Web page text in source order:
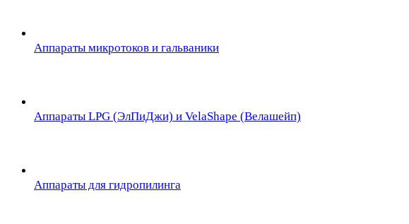
Аппараты микротоков и гальваники
Аппараты LPG (ЭлПиДжи) и VelaShape (Велашейп)
Аппараты для гидропилинга